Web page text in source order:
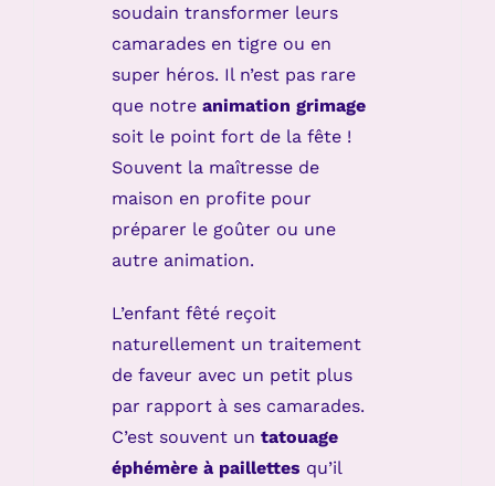
soudain transformer leurs
camarades en tigre ou en
super héros. Il n’est pas rare
que notre animation grimage
soit le point fort de la fête !
Souvent la maîtresse de
maison en profite pour
préparer le goûter ou une
autre animation.
L’enfant fêté reçoit
naturellement un traitement
de faveur avec un petit plus
par rapport à ses camarades.
C’est souvent un tatouage
éphémère à paillettes qu’il